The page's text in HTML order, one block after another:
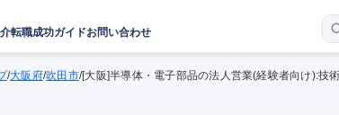
転職成功ガイドお問い合わせ
/大阪府/吹田市/[大阪]半導体・電子部品の法人営業(経験者向け):技